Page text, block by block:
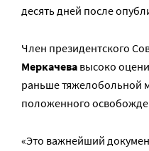
десять дней после
Член президентского
Меркачева высоко
раньше тяжелобольной
положенного
«‎Это важнейший